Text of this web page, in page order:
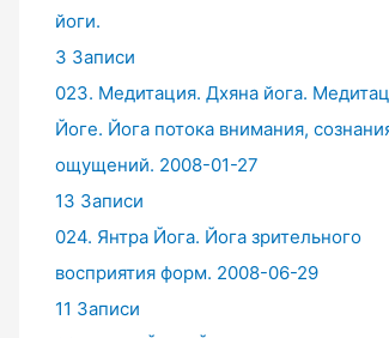
йоги.
3 Записи
023. Медитация. Дхяна йога.
Йоге. Йога потока внимания,
ощущений. 2008-01-27
13 Записи
024. Янтра Йога. Йога зрительного
восприятия форм. 2008-06-29
11 Записи